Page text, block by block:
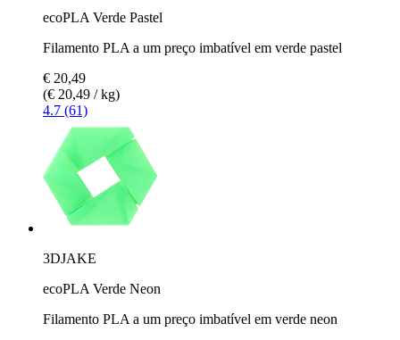
ecoPLA Verde Pastel
Filamento PLA a um preço imbatível em verde pastel
€ 20,49
(€ 20,49 / kg)
4.7 (61)
3DJAKE
ecoPLA Verde Neon
Filamento PLA a um preço imbatível em verde neon